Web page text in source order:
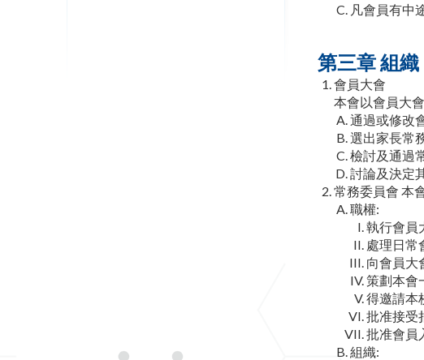
凡會員有中
第三章 組織
會員大會
本會以會員大
通過或修改
選出家長常
檢討及通過
討論及決定
常務委員會 本
職權:
執行會員
處理日常
向會員大
策劃本會
得邀請本
批准接受
批准會員
組織: